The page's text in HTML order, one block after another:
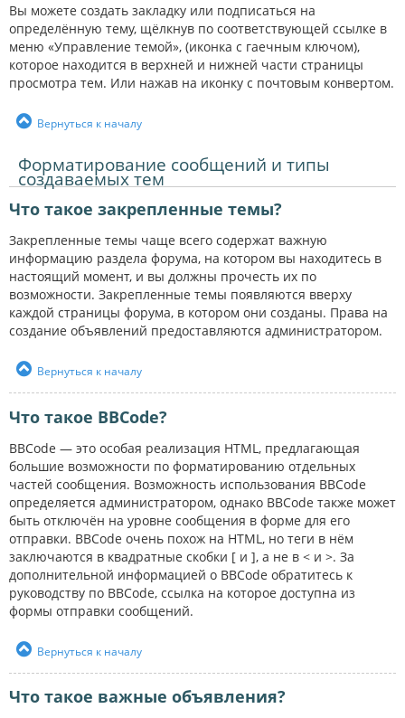
Вы можете создать закладку или подписаться на
определённую тему, щёлкнув по соответствующей ссылке в
меню «Управление темой», (иконка с гаечным ключом),
которое находится в верхней и нижней части страницы
просмотра тем. Или нажав на иконку с почтовым конвертом.
Вернуться к началу
Форматирование сообщений и типы
создаваемых тем
Что такое закрепленные темы?
Закрепленные темы чаще всего содержат важную
информацию раздела форума, на котором вы находитесь в
настоящий момент, и вы должны прочесть их по
возможности. Закрепленные темы появляются вверху
каждой страницы форума, в котором они созданы. Права на
создание объявлений предоставляются администратором.
Вернуться к началу
Что такое BBCode?
BBCode — это особая реализация HTML, предлагающая
большие возможности по форматированию отдельных
частей сообщения. Возможность использования BBCode
определяется администратором, однако BBCode также может
быть отключён на уровне сообщения в форме для его
отправки. BBCode очень похож на HTML, но теги в нём
заключаются в квадратные скобки [ и ], а не в < и >. За
дополнительной информацией о BBCode обратитесь к
руководству по BBCode, ссылка на которое доступна из
формы отправки сообщений.
Вернуться к началу
Что такое важные объявления?